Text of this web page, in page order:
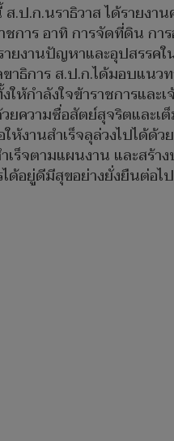
ส.ป.ก.นราธิวาส ได้รายงา
การ อาทิ การจัดที่ดิน กา
ายงานปัญหาและอุปสรรค
ขาธิการ ส.ป.ก.ได้มอบแนว
ให้กำลังใจข้าราชการและ
ความซื่อสัตย์สุจริตและเ
ห้งานสำเร็จลุล่วงไปได้ด้
ร็จตามแผนงาน และสร้า
ด้อยู่ดีมีสุขอย่างยั่งยืนต่อไป